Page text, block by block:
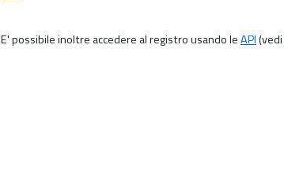
E' possibile inoltre accedere al registro usando leAPI(vedi